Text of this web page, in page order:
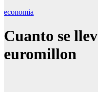
economia
Cuanto se
euromillon